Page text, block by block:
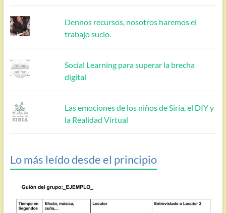
Dennos recursos, nosotros haremos el
trabajo sucio.
Social Learning para superar la brecha
digital
Las emociones de los niños de Siria, el DIY y
la Realidad Virtual
Lo más leído desde el principio